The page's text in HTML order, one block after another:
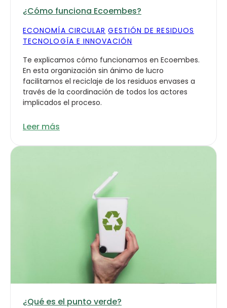
¿Cómo funciona Ecoembes?
ECONOMÍA CIRCULAR GESTIÓN DE RESIDUOS
TECNOLOGÍA E INNOVACIÓN
Te explicamos cómo funcionamos en Ecoembes.
En esta organización sin ánimo de lucro
facilitamos el reciclaje de los residuos envases a
través de la coordinación de todos los actores
implicados el proceso.
Leer más
¿Qué es el punto verde?